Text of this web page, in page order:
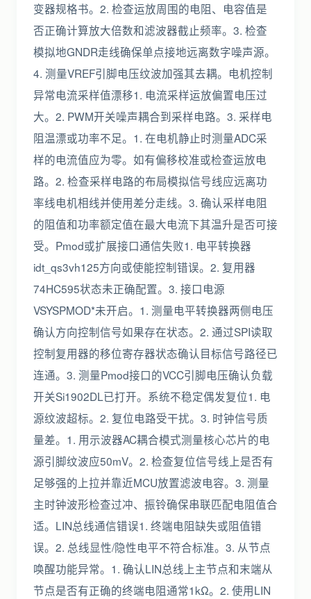
变器规格书。2. 检查运放周围的电阻、电容值是
否正确计算放大倍数和滤波器截止频率。3. 检查
模拟地GNDR走线确保单点接地远离数字噪声源。
4. 测量VREF引脚电压纹波加强其去耦。电机控制
异常电流采样值漂移1. 电流采样运放偏置电压过
大。2. PWM开关噪声耦合到采样电路。3. 采样电
阻温漂或功率不足。1. 在电机静止时测量ADC采
样的电流值应为零。如有偏移校准或检查运放电
路。2. 检查采样电路的布局模拟信号线应远离功
率线电机相线并使用差分走线。3. 确认采样电阻
的阻值和功率额定值在最大电流下其温升是否可接
受。Pmod或扩展接口通信失败1. 电平转换器
idt_qs3vh125方向或使能控制错误。2. 复用器
74HC595状态未正确配置。3. 接口电源
VSYSPMOD*未开启。1. 测量电平转换器两侧电压
确认方向控制信号如果存在状态。2. 通过SPI读取
控制复用器的移位寄存器状态确认目标信号路径已
连通。3. 测量Pmod接口的VCC引脚电压确认负载
开关Si1902DL已打开。系统不稳定偶发复位1. 电
源纹波超标。2. 复位电路受干扰。3. 时钟信号质
量差。1. 用示波器AC耦合模式测量核心芯片的电
源引脚纹波应50mV。2. 检查复位信号线上是否有
足够强的上拉并靠近MCU放置滤波电容。3. 测量
主时钟波形检查过冲、振铃确保串联匹配电阻值合
适。LIN总线通信错误1. 终端电阻缺失或阻值错
误。2. 总线显性/隐性电平不符合标准。3. 从节点
唤醒功能异常。1. 确认LIN总线上主节点和末端从
节点是否有正确的终端电阻通常1kΩ。2. 使用LIN